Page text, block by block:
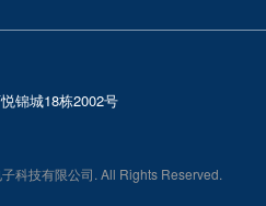
锦城18栋2002号
科技有限公司. All Rights Reserved.